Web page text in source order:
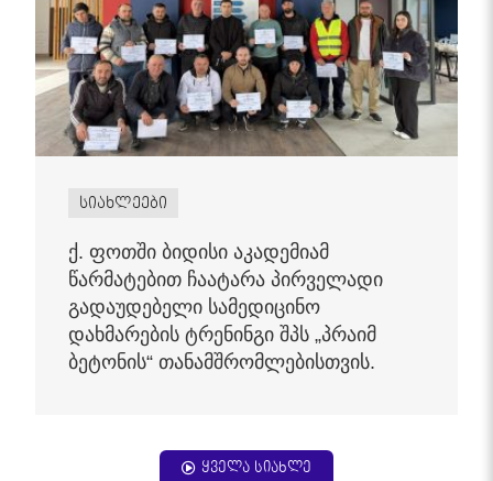
სიახლეები
ქ. ფოთში ბიდისი აკადემიამ
წარმატებით ჩაატარა პირველადი
გადაუდებელი სამედიცინო
დახმარების ტრენინგი შპს „პრაიმ
ბეტონის“ თანამშრომლებისთვის.
ყველა სიახლე